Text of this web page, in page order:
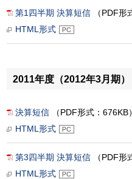
第1四半期 決算短信 （PDF形
HTML形式
2011年度（2012年3月期）
決算短信 （PDF形式：676KB
HTML形式
第3四半期 決算短信 （PDF形
HTML形式